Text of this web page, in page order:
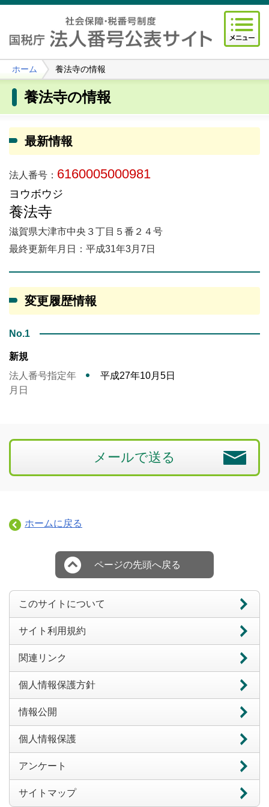
ホーム 養法寺の情報
養法寺の情報
最新情報
法人番号： 6160005000981
ヨウボウジ
養法寺
滋賀県大津市中央３丁目５番２４号
最終更新年月日：平成31年3月7日
変更履歴情報
No.1
新規
法人番号指定年
月日
平成27年10月5日
メールで送る
ホームに戻る
ページの先頭へ戻る
このサイトについて
サイト利用規約
関連リンク
個人情報保護方針
情報公開
個人情報保護
アンケート
サイトマップ